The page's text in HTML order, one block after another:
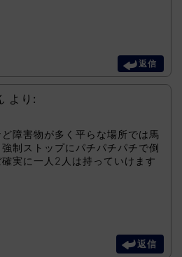
返信
より:
障害物が多く平らな場所では馬
制ストップにパチパチパチで倒
実に一人2人は持っていけます
返信